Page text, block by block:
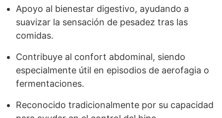
Apoyo al bienestar digestivo, ayudando a
suavizar la sensación de pesadez tras las
comidas.
Contribuye al confort abdominal, siendo
especialmente útil en episodios de aerofagia o
fermentaciones.
Reconocido tradicionalmente por su capacidad